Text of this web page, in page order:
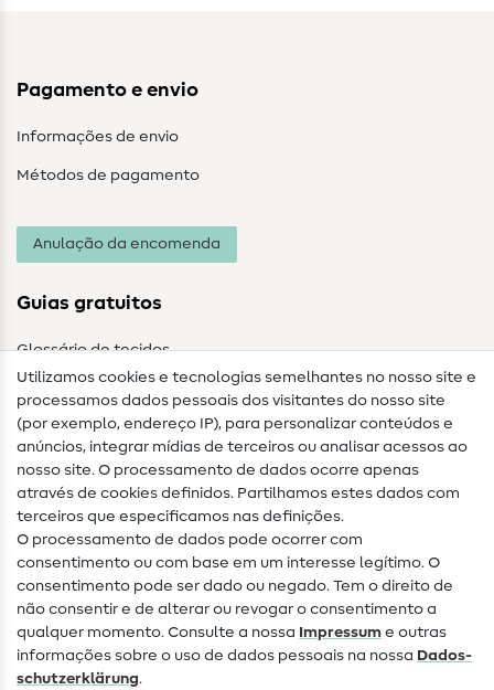
Pagamento e envio
Informações de envio
Métodos de pagamento
Anulação da encomenda
Guias gratuitos
Glossário de tecidos
Guias de costura
Ajuda e contacto
Contacto
Mudança de proprietário
Perguntas frequentes (FAQ)
Direito de cancelamento
Popular
Utilizamos cookies e tecnologias semelhantes no nosso site e
processamos dados pessoais dos visitantes do nosso site
(por exemplo, endereço IP), para personalizar conteúdos e
anúncios, integrar mídias de terceiros ou analisar acessos ao
nosso site. O processamento de dados ocorre apenas
através de cookies definidos. Partilhamos estes dados com
terceiros que especificamos nas definições.
O processamento de dados pode ocorrer com
consentimento ou com base em um interesse legítimo. O
consentimento pode ser dado ou negado. Tem o direito de
não consentir e de alterar ou revogar o consentimento a
qualquer momento. Consulte a nossa Impressum e outras
informações sobre o uso de dados pessoais na nossa Dados­
schutz­erklärung.